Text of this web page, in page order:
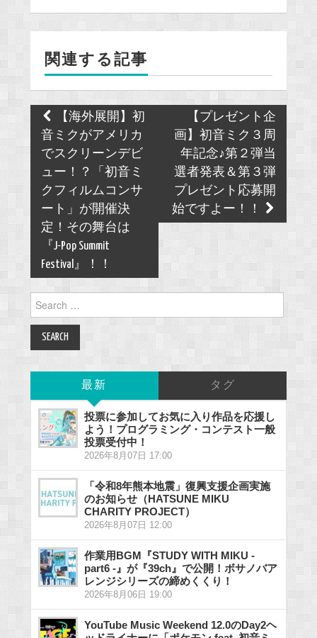
o
k
関連する記事
Post
navigation
【海外展開】初
音ミクがアメリカ
でスクリーンデビ
ュー！？「初音ミ
クフィルムコンサ
ート」が開催決
定！その舞台は
『J-Pop Summit
Festival』！！
【プレゼント企
画】初音ミク３周
年記念♪第２弾当
選者発表＆第３弾
プレゼント応募開
始ですよー！！
for:
最新 タグ
投票に参加してお気に入り作品を応援し
よう！プログラミング・コンテスト一般
投票受付中！
2026年8月07日 17:00
「令和8年熊本地震」復興支援企画実施
のお知らせ（HATSUNE MIKU
CHARITY PROJECT）
2026年8月07日 12:00
作業用BGM『STUDY WITH MIKU -
part6 -』が『39ch』で公開！ボサノバア
レンジシリーズの締めくくり！
2026年8月06日 19:00
YouTube Music Weekend 12.0のDay2ヘ